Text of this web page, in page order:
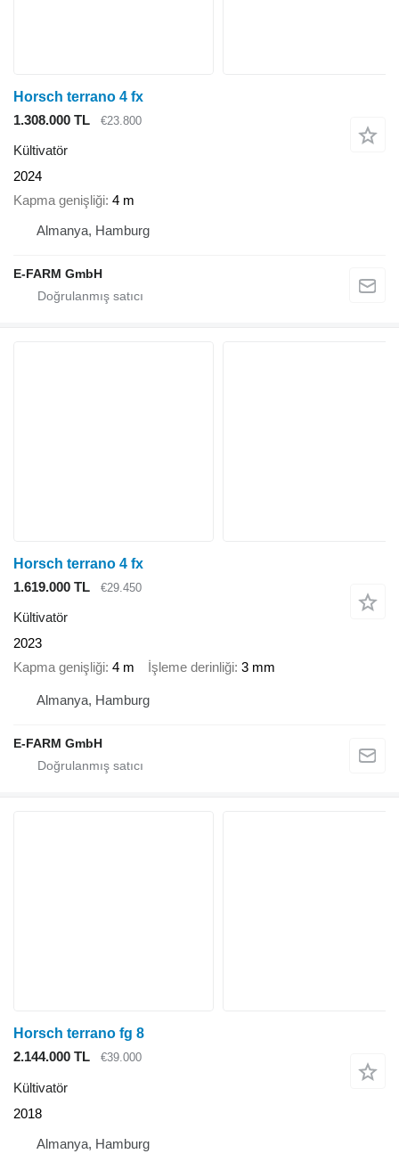
Horsch terrano 4 fx
1.308.000 TL
€23.800
Kültivatör
2024
Kapma genişliği 4 m
Almanya, Hamburg
E-FARM GmbH
Horsch terrano 4 fx
1.619.000 TL
€29.450
Kültivatör
2023
Kapma genişliği 4 m İşleme derinliği 3 mm
Almanya, Hamburg
E-FARM GmbH
Horsch terrano fg 8
2.144.000 TL
€39.000
Kültivatör
2018
Almanya, Hamburg